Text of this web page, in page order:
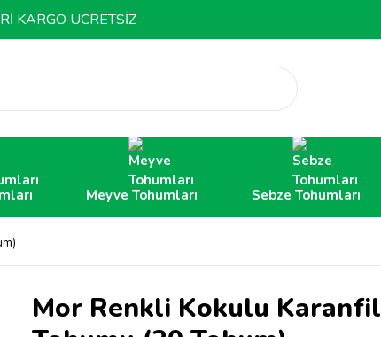
KARGO ÜCRETSİZ
Meyve Tohumları Sebze Tohumları
Mor Renkli Kokulu Karanfil